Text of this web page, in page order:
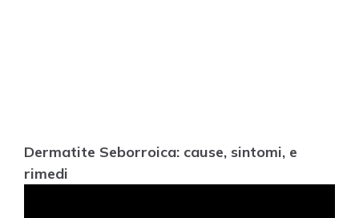
Dermatite Seborroica: cause, sintomi, e
rimedi